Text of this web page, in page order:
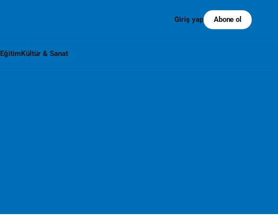
EğitimKültür & Sanat
Giriş yap Abone ol